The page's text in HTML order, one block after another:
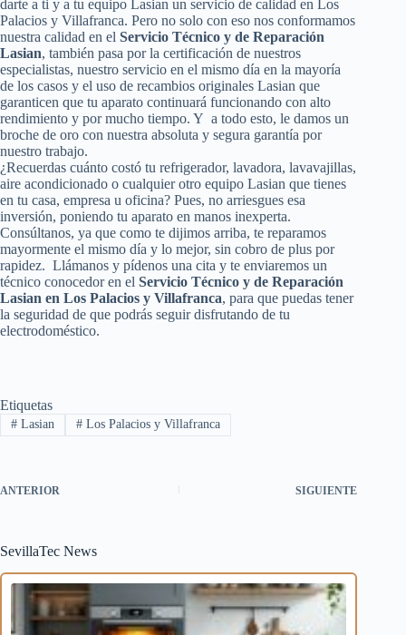
darte a ti y a tu equipo Lasian un servicio de calidad en Los
Palacios y Villafranca. Pero no solo con eso nos conformamos
nuestra calidad en el Servicio Técnico y de Reparación
Lasian, también pasa por la certificación de nuestros
especialistas, nuestro servicio en el mismo día en la mayoría
de los casos y el uso de recambios originales Lasian que
garanticen que tu aparato continuará funcionando con alto
rendimiento y por mucho tiempo. Y a todo esto, le damos un
broche de oro con nuestra absoluta y segura garantía por
nuestro trabajo.
¿Recuerdas cuánto costó tu refrigerador, lavadora, lavavajillas,
aire acondicionado o cualquier otro equipo Lasian que tienes
en tu casa, empresa u oficina? Pues, no arriesgues esa
inversión, poniendo tu aparato en manos inexperta.
Consúltanos, ya que como te dijimos arriba, te reparamos
mayormente el mismo día y lo mejor, sin cobro de plus por
rapidez. Llámanos y pídenos una cita y te enviaremos un
técnico conocedor en el Servicio Técnico y de Reparación
Lasian en Los Palacios y Villafranca, para que puedas tener
la seguridad de que podrás seguir disfrutando de tu
electrodoméstico.
Etiquetas
#Lasian #Los Palacios y Villafranca
ANTERIOR SIGUIENTE
SevillaTec News